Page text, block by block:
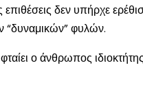
δεν υπήρχε
“δυναμικών” φυλών.
ο άνθρωπος